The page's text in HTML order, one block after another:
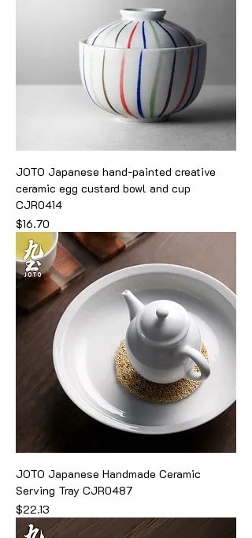
JOTO Japanese hand-painted creative
ceramic egg custard bowl and cup
CJR0414
価格
$16.70
JOTO Japanese Handmade Ceramic
Serving Tray CJR0487
価格
$22.13